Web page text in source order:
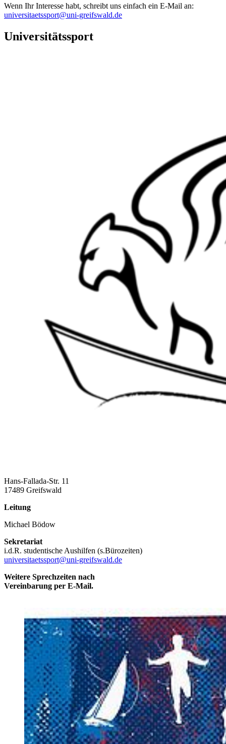
Wenn Ihr Interesse habt, schreibt uns einfach ein E-Mail an:
universitaetssport@uni-greifswald.de
Universitätssport
Hans-Fallada-Str. 11
17489 Greifswald
Leitung
Michael Bödow
Sekretariat
i.d.R. studentische Aushilfen (s.Bürozeiten)
universitaetssport@uni-greifswald.de
Weitere Sprechzeiten nach
Vereinbarung per E-Mail.